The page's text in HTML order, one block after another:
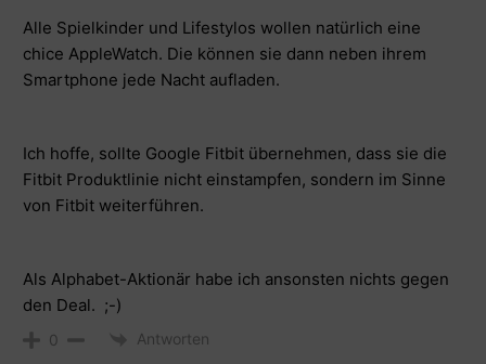
Alle Spielkinder und Lifestylos wollen natürlich eine
chice AppleWatch. Die können sie dann neben ihrem
Smartphone jede Nacht aufladen.
Ich hoffe, sollte Google Fitbit übernehmen, dass sie die
Fitbit Produktlinie nicht einstampfen, sondern im Sinne
von Fitbit weiterführen.
Als Alphabet-Aktionär habe ich ansonsten nichts gegen
den Deal. ;-)
0 Antworten